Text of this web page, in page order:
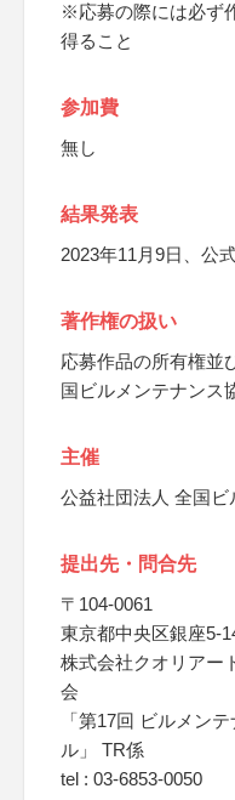
※応募の際には必ず
得ること
参加費
無し
結果発表
2023年11月9日、公
著作権の扱い
応募作品の所有権並
国ビルメンテナンス
主催
公益社団法人 全国
提出先・問合先
〒104-0061
東京都中央区銀座5-
株式会社クオリアー
会
「第17回 ビルメン
ル」 TR係
tel : 03-6853-0050